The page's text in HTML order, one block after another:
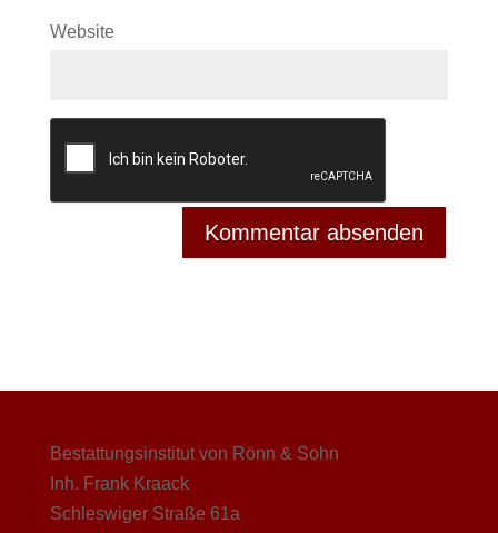
Website
Bestattungsinstitut von Rönn & Sohn
Inh. Frank Kraack
Schleswiger Straße 61a